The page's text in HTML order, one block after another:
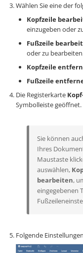
Wählen Sie eine der
Kopfzeile
einzugeben oder
Fußzeile
oder zu
Kopfzeile
Fußzeile
Die Registerkarte
Symbolleiste geöffnet.
Sie können
Ihres
Maustaste
auswählen,
bearbeiten,
eingegebenen
Folgende